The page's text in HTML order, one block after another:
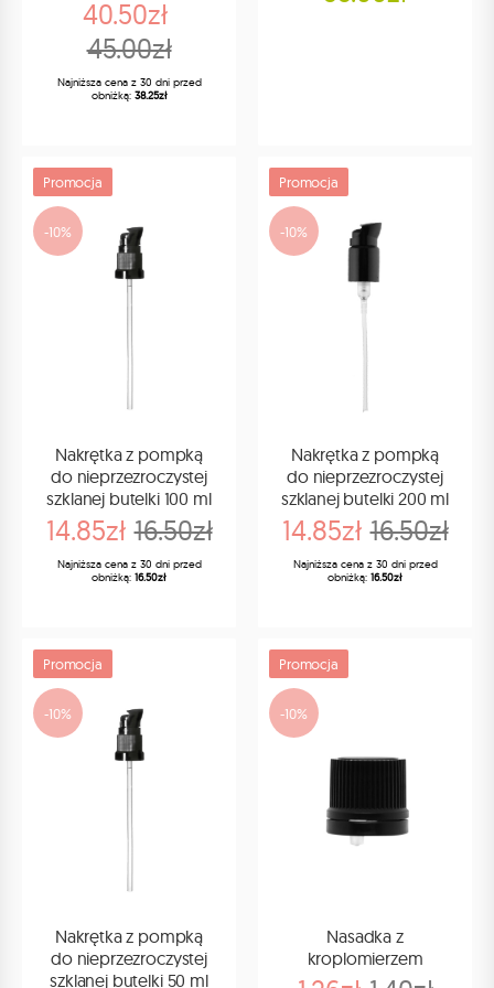
40.50zł
45.00zł
Najniższa cena z 30 dni przed
obniżką: 38.25zł
Promocja
-10%
Nakrętka z pompką
do nieprzezroczystej
szklanej butelki 100 ml
14.85zł 16.50zł
Najniższa cena z 30 dni przed
obniżką: 16.50zł
Promocja
-10%
Nakrętka z pompką
do nieprzezroczystej
szklanej butelki 200 ml
14.85zł 16.50zł
Najniższa cena z 30 dni przed
obniżką: 16.50zł
Promocja
-10%
Nakrętka z pompką
do nieprzezroczystej
szklanej butelki 50 ml
Promocja
-10%
Nasadka z
kroplomierzem